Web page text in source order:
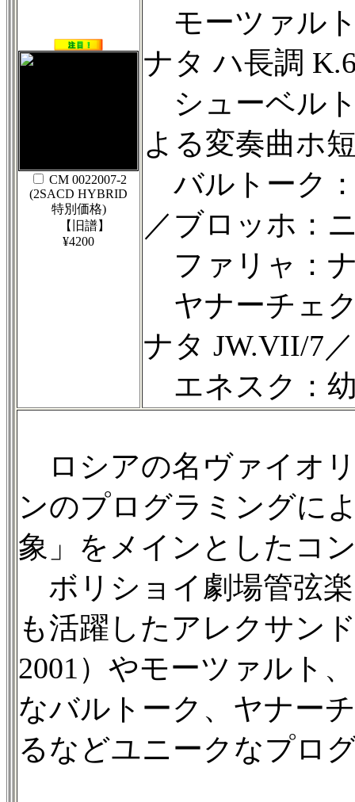
CM 0022007-2
(2SACD HYBRID
特別価格)
【旧譜】
¥4200
モーツァル
ナタ ハ長調
シューベル
よる変奏曲ホ
バルトーク
／ブロッホ：
ファリャ：
ヤナーチェ
ナタ JW.VII/7／
エネスク：
ロシアの名ヴァイオ
ンのプログラミングに
象」をメインとしたコ
ボリショイ劇場管弦
も活躍したアレクサン
2001）やモーツァルト
なバルトーク、ヤナー
るなどユニークなプロ